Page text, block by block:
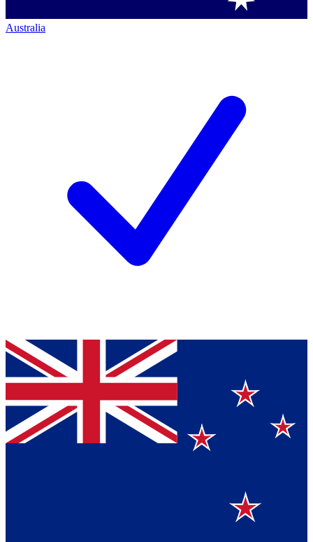
Australia